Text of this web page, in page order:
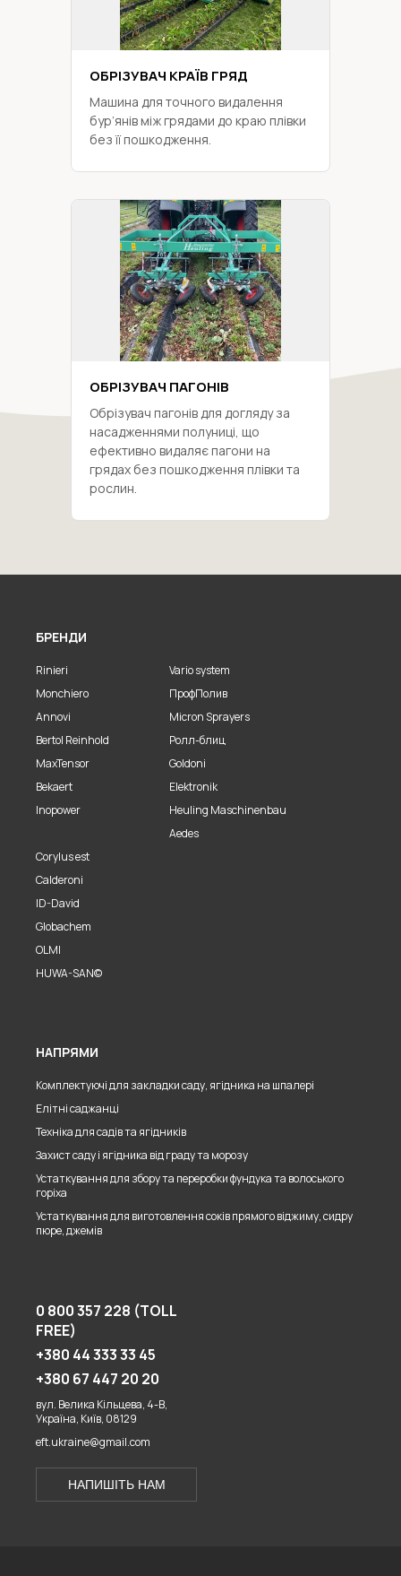
ОБРІЗУВАЧ КРАЇВ ГРЯД
Машина для точного видалення
бур’янів між грядами до краю плівки
без її пошкодження.
ОБРІЗУВАЧ ПАГОНІВ
Обрізувач пагонів для догляду за
насадженнями полуниці, що
ефективно видаляє пагони на
грядах без пошкодження плівки та
рослин.
БРЕНДИ
Rinieri
Monchiero
Annovi
Bertol Reinhold
MaxTensor
Bekaert
Inopower
Vario system
ПрофПолив
Micron Sprayers
Ролл-блиц
Goldoni
Elektronik
Heuling Maschinenbau
Aedes
Corylus est
Calderoni
ID-David
Globachem
OLMI
HUWA-SAN©
НАПРЯМИ
Комплектуючі для закладки саду, ягідника на шпалері
Елітні саджанці
Техніка для садів та ягідників
Захист саду і ягідника від граду та морозу
Устаткування для збору та переробки фундука та волоського
горіха
Устаткування для виготовлення соків прямого віджиму, сидру
пюре, джемів
0 800 357 228 (TOLL
FREE)
+380 44 333 33 45
+380 67 447 20 20
вул. Велика Кільцева, 4-В,
Україна, Київ, 08129
eft.ukraine@gmail.com
НАПИШІТЬ НАМ